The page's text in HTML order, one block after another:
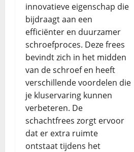
innovatieve eigenschap die
bijdraagt aan een
efficiënter en duurzamer
schroefproces. Deze frees
bevindt zich in het midden
van de schroef en heeft
verschillende voordelen die
je kluservaring kunnen
verbeteren. De
schachtfrees zorgt ervoor
dat er extra ruimte
ontstaat tijdens het